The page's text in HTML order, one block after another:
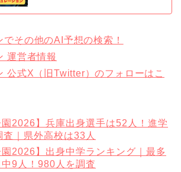
その他のAI予想の検索！
運営者情報
公式X（旧Twitter）のフォローはこ
園2026】兵庫出身選手は52人！進学
｜県外高校は33人
園2026】出身中学ランキング｜最多
9人！980人を調査